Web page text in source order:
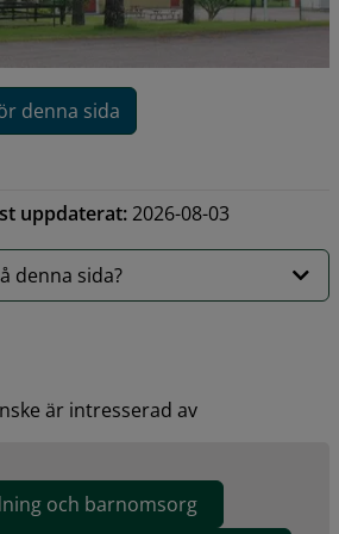
denna sida
uppdaterat:2026-08-03
denna sida?
är intresserad av
och barnomsorg